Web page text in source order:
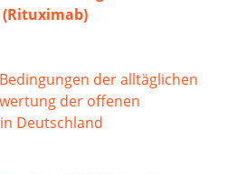
der alltäglichen
der offenen
Deutschland